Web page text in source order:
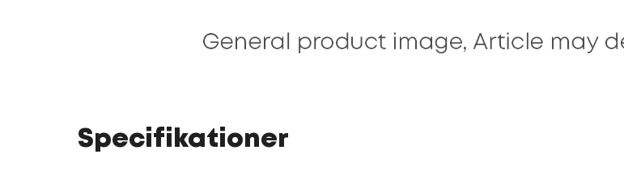
Specifikationer